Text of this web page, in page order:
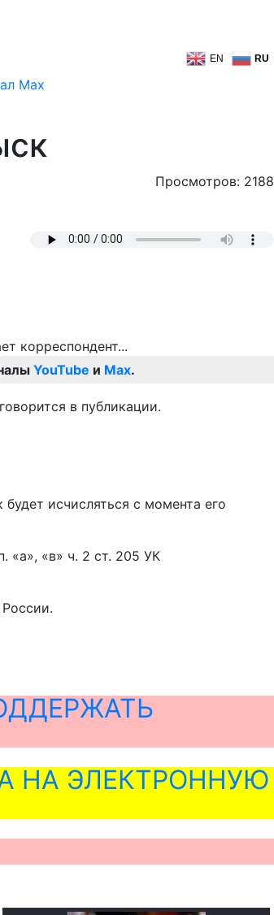
EN RU
Просмотров: 2188
YouTube и Max.
в публикации.
исчисляться с момента его
«а», «в» ч. 2 ст. 205 УК
НА ЭЛЕКТРОННУЮ